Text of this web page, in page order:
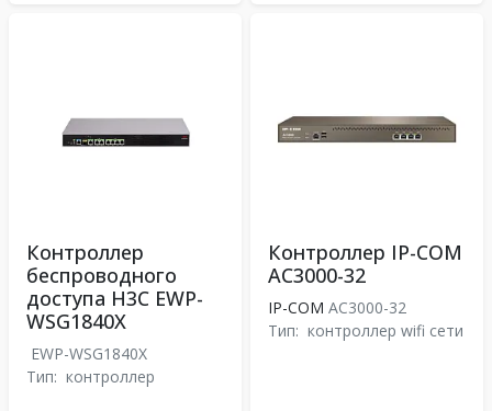
Контроллер
беспроводного
доступа H3C EWP-
WSG1840X
EWP-WSG1840X
Тип: контроллер
Контроллер IP-COM
AC3000-32
IP-COM AC3000-32
Тип: контроллер wifi сети